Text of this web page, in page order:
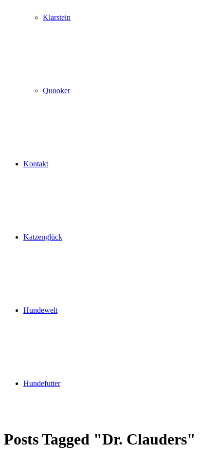
Klarstein
Quooker
Kontakt
Katzenglück
Hundewelt
Hundefutter
Posts Tagged "Dr. Clauders"